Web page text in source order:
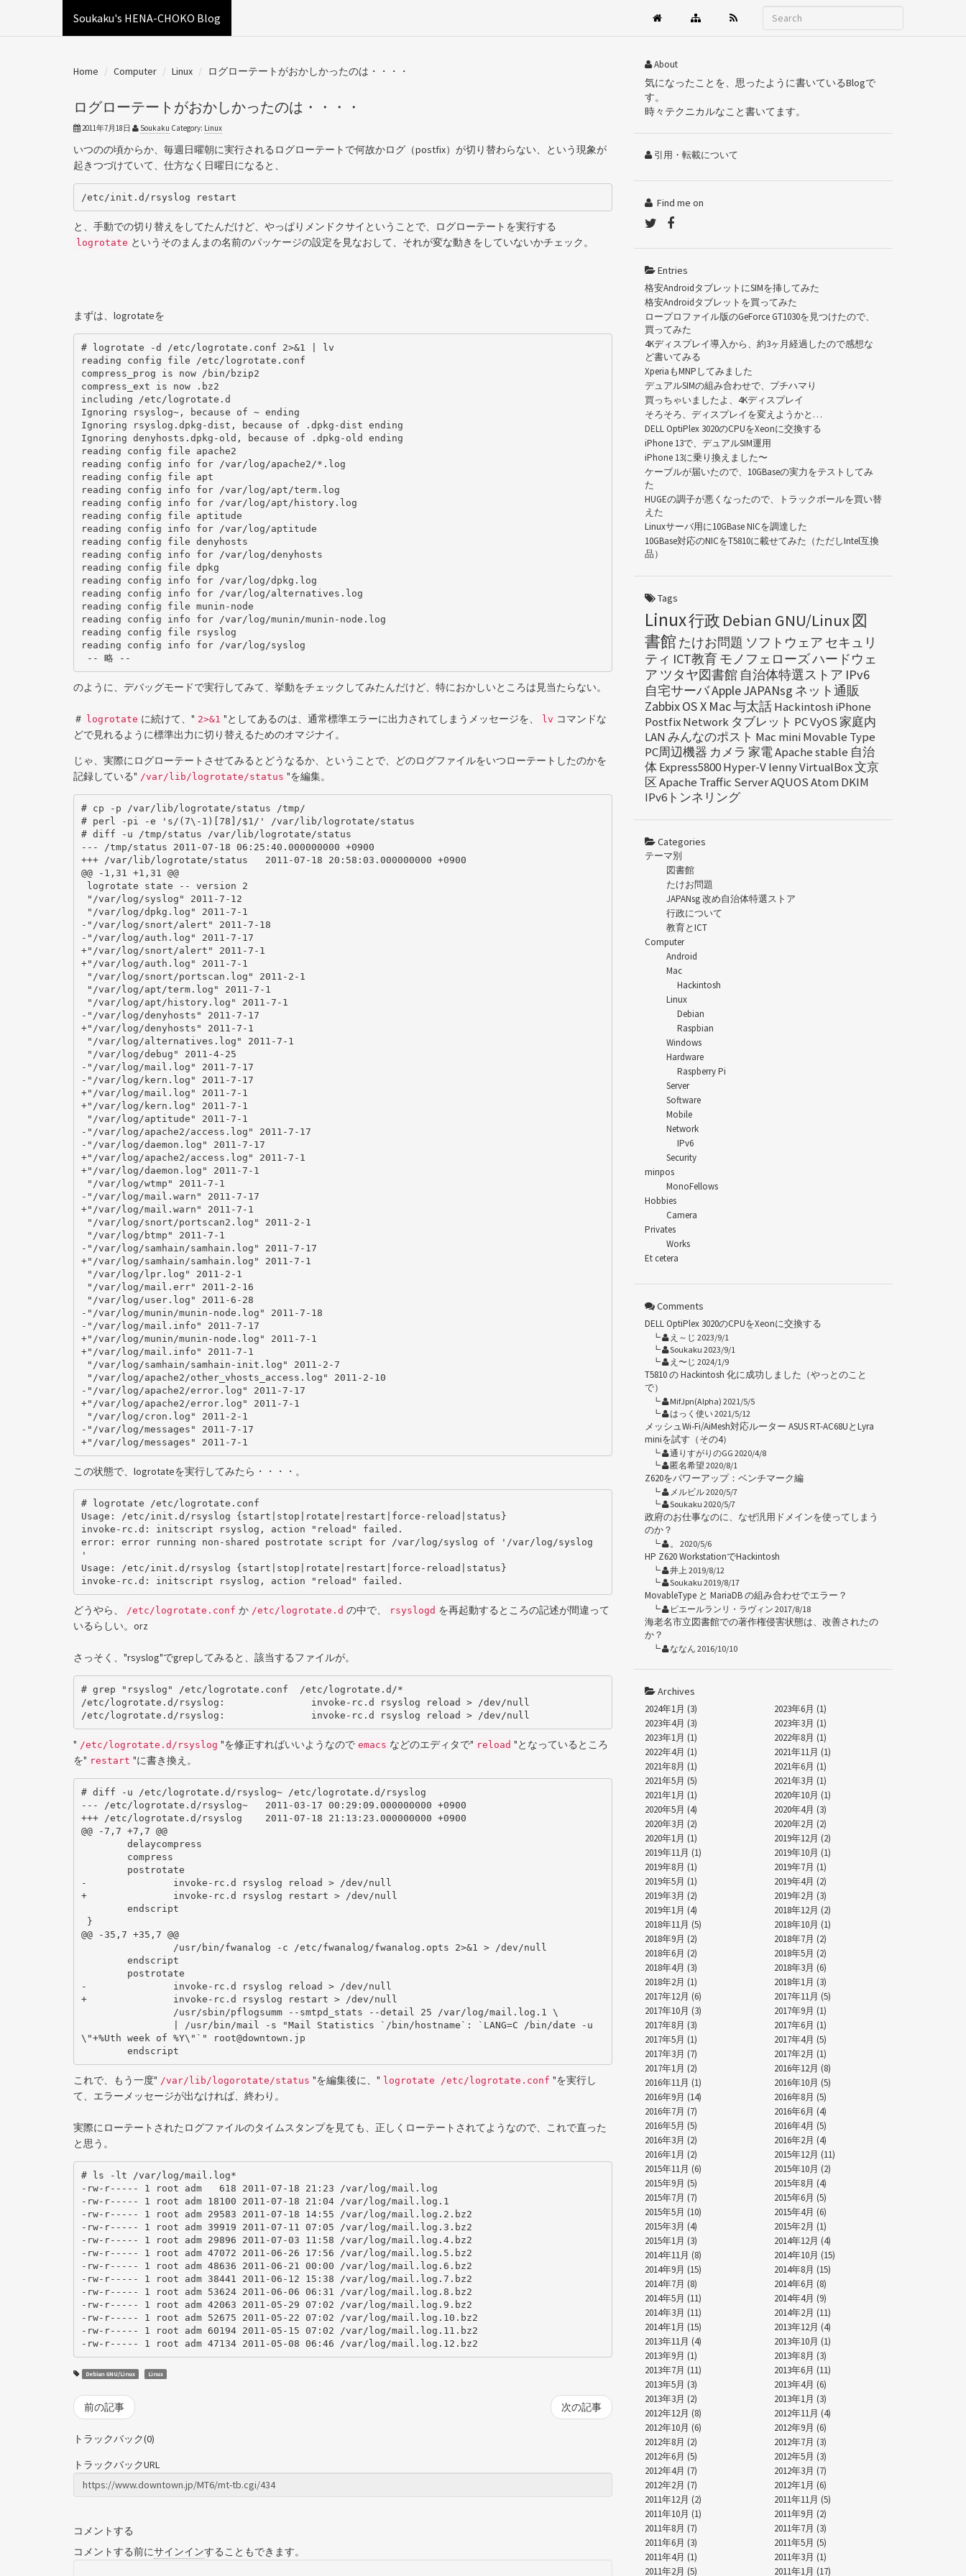
Soukaku's HENA-CHOKO Blog
Home Computer Linux ログローテートがおかしかったのは・・・・
ログローテートがおかしかったのは・・・・
2011年7月18日 Soukaku Category: Linux
いつのの頃からか、毎週日曜朝に実行されるログローテートで何故かログ（postfix）が切り替わらない、という現象が
起きつづけていて、仕方なく日曜日になると、
/etc/init.d/rsyslog restart
と、手動での切り替えをしてたんだけど、やっぱりメンドクサイということで、ログローテートを実行する
logrotate というそのまんまの名前のパッケージの設定を見なおして、それが変な動きをしていないかチェック。
まずは、logrotateを
# logrotate -d /etc/logrotate.conf 2>&1 | lv
reading config file /etc/logrotate.conf
compress_prog is now /bin/bzip2
compress_ext is now .bz2
including /etc/logrotate.d
Ignoring rsyslog~, because of ~ ending
Ignoring rsyslog.dpkg-dist, because of .dpkg-dist ending
Ignoring denyhosts.dpkg-old, because of .dpkg-old ending
reading config file apache2
reading config info for /var/log/apache2/*.log
reading config file apt
reading config info for /var/log/apt/term.log
reading config info for /var/log/apt/history.log
reading config file aptitude
reading config info for /var/log/aptitude
reading config file denyhosts
reading config info for /var/log/denyhosts
reading config file dpkg
reading config info for /var/log/dpkg.log
reading config info for /var/log/alternatives.log
reading config file munin-node
reading config info for /var/log/munin/munin-node.log
reading config file rsyslog
reading config info for /var/log/syslog
-- 略 --
のように、デバッグモードで実行してみて、挙動をチェックしてみたんだけど、特におかしいところは見当たらない。
＃ logrotate に続けて、" 2>&1 "としてあるのは、通常標準エラーに出力されてしまうメッセージを、 lv コマンドな
どで見れるように標準出力に切り替えるためのオマジナイ。
じゃ、実際にログローテートさせてみるとどうなるか、ということで、どのログファイルをいつローテートしたのかを
記録している" /var/lib/logrotate/status "を編集。
# cp -p /var/lib/logrotate/status /tmp/
# perl -pi -e 's/(7\-1)[78]/$1/' /var/lib/logrotate/status
# diff -u /tmp/status /var/lib/logrotate/status
--- /tmp/status	2011-07-18 06:25:40.000000000 +0900
+++ /var/lib/logrotate/status	2011-07-18 20:58:03.000000000 +0900
@@ -1,31 +1,31 @@
-"/var/log/snort/alert" 2011-7-18
-"/var/log/auth.log" 2011-7-17
+"/var/log/snort/alert" 2011-7-1
+"/var/log/auth.log" 2011-7-1
-"/var/log/denyhosts" 2011-7-17
+"/var/log/denyhosts" 2011-7-1
-"/var/log/mail.log" 2011-7-17
-"/var/log/kern.log" 2011-7-17
+"/var/log/mail.log" 2011-7-1
+"/var/log/kern.log" 2011-7-1
-"/var/log/apache2/access.log" 2011-7-17
-"/var/log/daemon.log" 2011-7-17
+"/var/log/apache2/access.log" 2011-7-1
+"/var/log/daemon.log" 2011-7-1
-"/var/log/mail.warn" 2011-7-17
+"/var/log/mail.warn" 2011-7-1
-"/var/log/samhain/samhain.log" 2011-7-17
+"/var/log/samhain/samhain.log" 2011-7-1
-"/var/log/munin/munin-node.log" 2011-7-18
-"/var/log/mail.info" 2011-7-17
+"/var/log/munin/munin-node.log" 2011-7-1
+"/var/log/mail.info" 2011-7-1
-"/var/log/apache2/error.log" 2011-7-17
+"/var/log/apache2/error.log" 2011-7-1
-"/var/log/messages" 2011-7-17
+"/var/log/messages" 2011-7-1
この状態で、logrotateを実行してみたら・・・・。
# logrotate /etc/logrotate.conf
Usage: /etc/init.d/rsyslog {start|stop|rotate|restart|force-reload|status}
invoke-rc.d: initscript rsyslog, action "reload" failed.
error: error running non-shared postrotate script for /var/log/syslog of '/var/log/syslog
'
Usage: /etc/init.d/rsyslog {start|stop|rotate|restart|force-reload|status}
どうやら、 /etc/logrotate.conf か /etc/logrotate.d の中で、 rsyslogd を再起動するところの記述が間違って
いるらしい。orz
さっそく、"rsyslog"でgrepしてみると、該当するファイルが。
# grep "rsyslog" /etc/logrotate.conf  /etc/logrotate.d/*
/etc/logrotate.d/rsyslog:		invoke-rc.d rsyslog reload > /dev/null
" /etc/logrotate.d/rsyslog "を修正すればいいようなので emacs などのエディタで" reload "となっているところ
を" restart "に書き換え。
# diff -u /etc/logrotate.d/rsyslog~ /etc/logrotate.d/rsyslog
--- /etc/logrotate.d/rsyslog~	2011-03-17 00:29:09.000000000 +0900
+++ /etc/logrotate.d/rsyslog	2011-07-18 21:13:23.000000000 +0900
@@ -7,7 +7,7 @@
-		invoke-rc.d rsyslog reload > /dev/null
+		invoke-rc.d rsyslog restart > /dev/null
@@ -35,7 +35,7 @@
-		invoke-rc.d rsyslog reload > /dev/null
+		invoke-rc.d rsyslog restart > /dev/null
\"+%Uth week of %Y\"`" root@downtown.jp
endscript
これで、もう一度" /var/lib/logorotate/status "を編集後に、" logrotate /etc/logrotate.conf "を実行し
て、エラーメッセージが出なければ、終わり。
実際にローテートされたログファイルのタイムスタンプを見ても、正しくローテートされてようなので、これで直った
と思う。
# ls -lt /var/log/mail.log*
-rw-r----- 1 root adm   618 2011-07-18 21:23 /var/log/mail.log
-rw-r----- 1 root adm 18100 2011-07-18 21:04 /var/log/mail.log.1
-rw-r----- 1 root adm 29583 2011-07-18 14:55 /var/log/mail.log.2.bz2
-rw-r----- 1 root adm 39919 2011-07-11 07:05 /var/log/mail.log.3.bz2
-rw-r----- 1 root adm 29896 2011-07-03 11:58 /var/log/mail.log.4.bz2
-rw-r----- 1 root adm 47072 2011-06-26 17:56 /var/log/mail.log.5.bz2
-rw-r----- 1 root adm 48636 2011-06-21 00:00 /var/log/mail.log.6.bz2
-rw-r----- 1 root adm 38441 2011-06-12 15:38 /var/log/mail.log.7.bz2
-rw-r----- 1 root adm 53624 2011-06-06 06:31 /var/log/mail.log.8.bz2
-rw-r----- 1 root adm 42063 2011-05-29 07:02 /var/log/mail.log.9.bz2
-rw-r----- 1 root adm 52675 2011-05-22 07:02 /var/log/mail.log.10.bz2
-rw-r----- 1 root adm 60194 2011-05-15 07:02 /var/log/mail.log.11.bz2
-rw-r----- 1 root adm 47134 2011-05-08 06:46 /var/log/mail.log.12.bz2
Debian GNU/Linux Linux
前の記事 次の記事
トラックバック(0)
トラックバックURL
コメントする
コメントする前にサインインすることもできます。
About
気になったことを、思ったように書いているBlogで
す。
時々テクニカルなこと書いてます。
引用・転載について
Find me on
Entries
格安AndroidタブレットにSIMを挿してみた
格安Androidタブレットを買ってみた
ロープロファイル版のGeForce GT1030を見つけたので、
買ってみた
4Kディスプレイ導入から、約3ヶ月経過したので感想な
ど書いてみる
XperiaもMNPしてみました
デュアルSIMの組み合わせで、プチハマり
買っちゃいましたよ、4Kディスプレイ
そろそろ、ディスプレイを変えようかと…
DELL OptiPlex 3020のCPUをXeonに交換する
iPhone 13で、デュアルSIM運用
iPhone 13に乗り換えました〜
ケーブルが届いたので、10GBaseの実力をテストしてみ
た
HUGEの調子が悪くなったので、トラックボールを買い替
えた
Linuxサーバ用に10GBase NICを調達した
10GBase対応のNICをT5810に載せてみた（ただしIntel互換
品）
Tags
Linux行政 Debian GNU/Linux図
書館 たけお問題 ソフトウェア セキュリ
ティ ICT教育モノフェローズハードウェ
ア ツタヤ図書館 自治体特選ストア IPv6
自宅サーバAppleJAPANsg ネット通販
ZabbixOS X Mac与太話Hackintosh iPhone
PostfixNetwork タブレット PCVyOS 家庭内
LAN みんなのポスト Mac miniMovable Type
PC周辺機器 カメラ 家電Apachestable 自治
体Express5800Hyper-VlennyVirtualBox文京
区Apache Traffic ServerAQUOSAtom DKIM
IPv6トンネリング
Categories
テーマ別
図書館
たけお問題
JAPANsg 改め自治体特選ストア
行政について
教育とICT
Computer
Android
Mac
Hackintosh
Linux
Debian
Raspbian
Windows
Hardware
Raspberry Pi
Server
Software
Mobile
Network
IPv6
Security
minpos
MonoFellows
Hobbies
Camera
Privates
Works
Et cetera
Comments
DELL OptiPlex 3020のCPUをXeonに交換する
え～じ 2023/9/1
Soukaku 2023/9/1
え〜じ 2024/1/9
T5810 の Hackintosh 化に成功しました（やっとのこと
で）
MifJpn(Alpha) 2021/5/5
はっく使い 2021/5/12
メッシュWi-Fi/AiMesh対応ルーター ASUS RT-AC68UとLyra
miniを試す（その4）
通りすがりのGG 2020/4/8
匿名希望 2020/8/1
Z620をパワーアップ：ベンチマーク編
メルビル 2020/5/7
Soukaku 2020/5/7
政府のお仕事なのに、なぜ汎用ドメインを使ってしまう
のか？
。 2020/5/6
HP Z620 WorkstationでHackintosh
井上 2019/8/12
Soukaku 2019/8/17
MovableType と MariaDB の組み合わせでエラー？
ピエールランリ・ラヴィン 2017/8/18
海老名市立図書館での著作権侵害状態は、改善されたの
か？
ななん 2016/10/10
Archives
2024年1月 (3)
2023年6月 (1)
2023年4月 (3)
2023年3月 (1)
2023年1月 (1)
2022年8月 (1)
2022年4月 (1)
2021年11月 (1)
2021年8月 (1)
2021年6月 (1)
2021年5月 (5)
2021年3月 (1)
2021年1月 (1)
2020年10月 (1)
2020年5月 (4)
2020年4月 (3)
2020年3月 (2)
2020年2月 (2)
2020年1月 (1)
2019年12月 (2)
2019年11月 (1)
2019年10月 (1)
2019年8月 (1)
2019年7月 (1)
2019年5月 (1)
2019年4月 (2)
2019年3月 (2)
2019年2月 (3)
2019年1月 (4)
2018年12月 (2)
2018年11月 (5)
2018年10月 (1)
2018年9月 (2)
2018年7月 (2)
2018年6月 (2)
2018年5月 (2)
2018年4月 (3)
2018年3月 (6)
2018年2月 (1)
2018年1月 (3)
2017年12月 (6)
2017年11月 (5)
2017年10月 (3)
2017年9月 (1)
2017年8月 (3)
2017年6月 (1)
2017年5月 (1)
2017年4月 (5)
2017年3月 (7)
2017年2月 (1)
2017年1月 (2)
2016年12月 (8)
2016年11月 (1)
2016年10月 (5)
2016年9月 (14)
2016年8月 (5)
2016年7月 (7)
2016年6月 (4)
2016年5月 (5)
2016年4月 (5)
2016年3月 (2)
2016年2月 (4)
2016年1月 (2)
2015年12月 (11)
2015年11月 (6)
2015年10月 (2)
2015年9月 (5)
2015年8月 (4)
2015年7月 (7)
2015年6月 (5)
2015年5月 (10)
2015年4月 (6)
2015年3月 (4)
2015年2月 (1)
2015年1月 (3)
2014年12月 (4)
2014年11月 (8)
2014年10月 (15)
2014年9月 (15)
2014年8月 (15)
2014年7月 (8)
2014年6月 (8)
2014年5月 (11)
2014年4月 (9)
2014年3月 (11)
2014年2月 (11)
2014年1月 (15)
2013年12月 (4)
2013年11月 (4)
2013年10月 (1)
2013年9月 (1)
2013年8月 (3)
2013年7月 (11)
2013年6月 (11)
2013年5月 (3)
2013年4月 (6)
2013年3月 (2)
2013年1月 (3)
2012年12月 (8)
2012年11月 (4)
2012年10月 (6)
2012年9月 (6)
2012年8月 (2)
2012年7月 (3)
2012年6月 (5)
2012年5月 (3)
2012年4月 (7)
2012年3月 (7)
2012年2月 (7)
2012年1月 (6)
2011年12月 (2)
2011年11月 (5)
2011年10月 (1)
2011年9月 (2)
2011年8月 (7)
2011年7月 (3)
2011年6月 (3)
2011年5月 (5)
2011年4月 (1)
2011年3月 (1)
2011年2月 (5)
2011年1月 (17)